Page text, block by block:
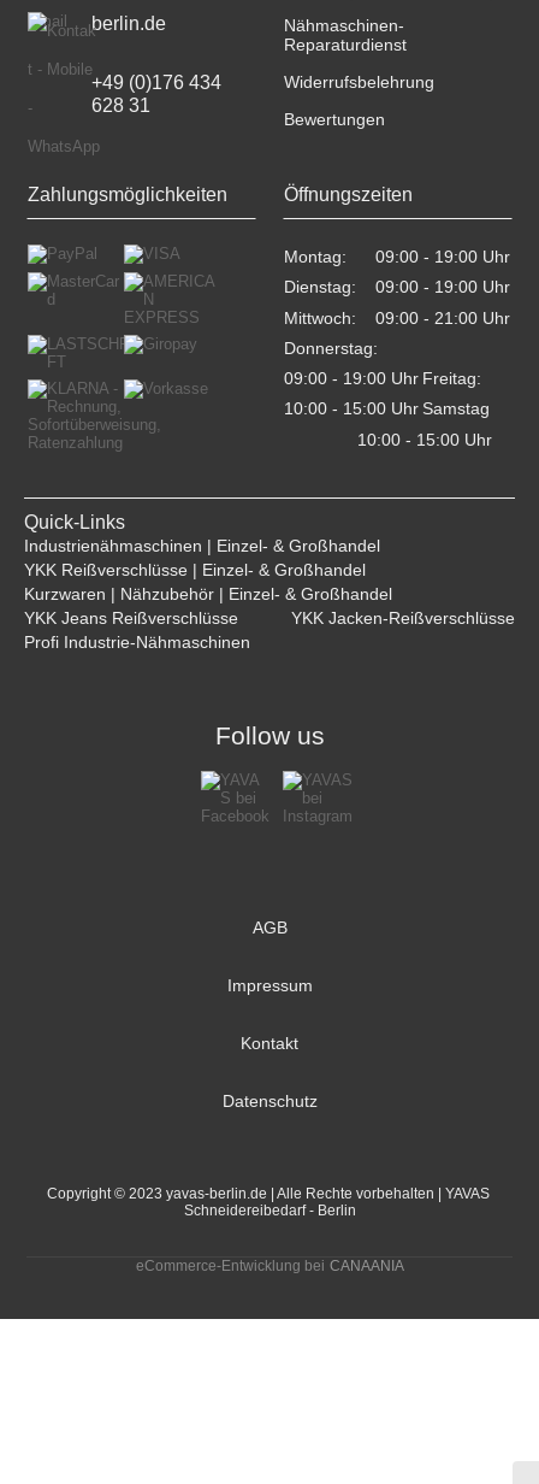
berlin.de
+49 (0)176 434
628 31
Nähmaschinen-
Reparaturdienst
Widerrufsbelehrung
Bewertungen
Zahlungsmöglichkeiten Öffnungszeiten
Montag:
Dienstag:
Mittwoch:
Donnerstag:
09:00 - 19:00 Uhr
Freitag:
10:00 - 15:00 Uhr
Samstag
10:00 - 15:00 Uhr
Quick-Links
Industrienähmaschinen | Einzel- & Großhandel
YKK Reißverschlüsse | Einzel- & Großhandel
Kurzwaren | Nähzubehör | Einzel- & Großhandel
YKK Jeans Reißverschlüsse
YKK Jacken-Reißverschlüsse
Profi Industrie-Nähmaschinen
Follow us
AGB
Impressum
Kontakt
Datenschutz
Copyright © 2023 yavas-berlin.de | Alle Rechte vorbehalten | YAVAS
Schneidereibedarf - Berlin
eCommerce-Entwicklung bei CANAANIA